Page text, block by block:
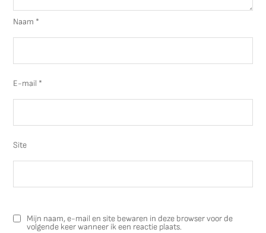
Naam *
E-mail *
Site
Mijn naam, e-mail en site bewaren in deze browser voor de
volgende keer wanneer ik een reactie plaats.